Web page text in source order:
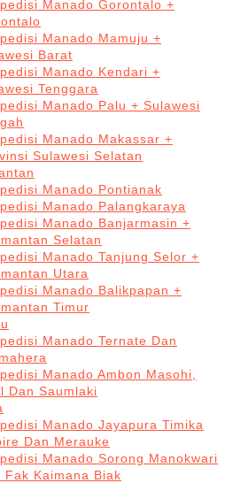
Manado Gorontalo +
Manado Mamuju +
Barat
Manado Kendari +
Tenggara
Manado Palu + Sulawesi
Manado Makassar +
Sulawesi Selatan
Manado Pontianak
Manado Palangkaraya
Manado Banjarmasin +
Selatan
Manado Tanjung Selor +
Utara
Manado Balikpapan +
Timur
Manado Ternate Dan
Manado Ambon Masohi,
Dan Saumlaki
Manado Jayapura Timika
Dan Merauke
Manado Sorong Manokwari
Fak Kaimana Biak